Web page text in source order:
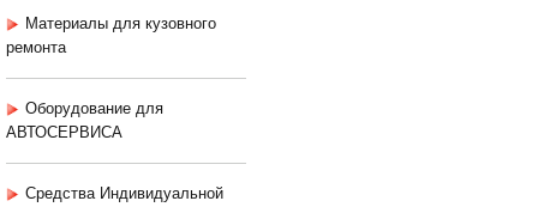
Материалы для кузовного
ремонта
Оборудование для
АВТОСЕРВИСА
Средства Индивидуальной